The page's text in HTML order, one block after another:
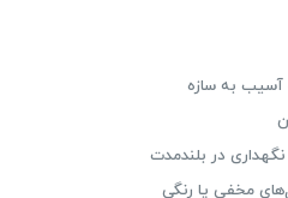
آسیب به سازه
در بلندمدت
مخفی یا رنگی